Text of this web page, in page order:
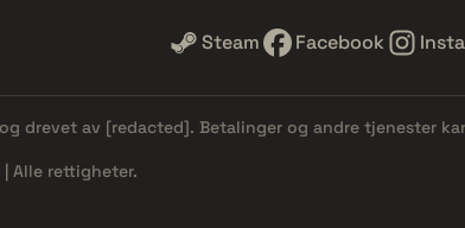
Steam Facebook
drevet av [redacted]. Betalinger og andre tjenester
Alle rettigheter.